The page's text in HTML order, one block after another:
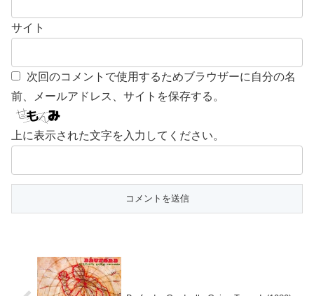
サイト
次回のコメントで使用するためブラウザーに自分の名
前、メールアドレス、サイトを保存する。
上に表示された文字を入力してください。